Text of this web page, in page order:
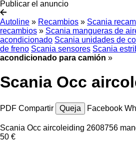
Publicar el anuncio
Autoline » Recambios » Scania
recambios » Scania mangueras de
acondicionado Scania unidades de
de freno Scania sensores Scania
acondicionado para camión »
Scania Occ
PDF Compartir Queja Facebook
Scania Occ aircoleiding 2608756
50 €